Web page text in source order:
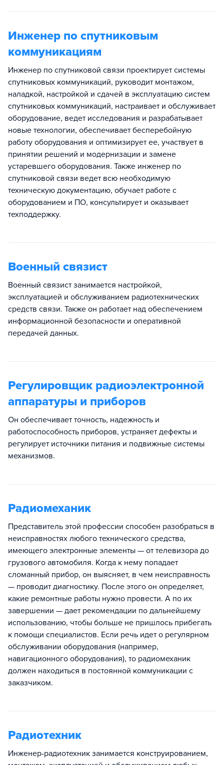
Инженер по спутниковым
коммуникациям
Инженер по спутниковой связи проектирует системы
спутниковых коммуникаций, руководит монтажом,
наладкой, настройкой и сдачей в эксплуатацию систем
спутниковых коммуникаций, настраивает и обслуживает
оборудование, ведет исследования и разрабатывает
новые технологии, обеспечивает бесперебойную
работу оборудования и оптимизирует ее, участвует в
принятии решений и модернизации и замене
устаревшего оборудования. Также инженер по
спутниковой связи ведет всю необходимую
техническую документацию, обучает работе с
оборудованием и ПО, консультирует и оказывает
техподдержку.
Военный связист
Военный связист занимается настройкой,
эксплуатацией и обслуживанием радиотехнических
средств связи. Также он работает над обеспечением
информационной безопасности и оперативной
передачей данных.
Регулировщик радиоэлектронной
аппаратуры и приборов
Он обеспечивает точность, надежность и
работоспособность приборов, устраняет дефекты и
регулирует источники питания и подвижные системы
механизмов.
Радиомеханик
Представитель этой профессии способен разобраться в
неисправностях любого технического средства,
имеющего электронные элементы — от телевизора до
грузового автомобиля. Когда к нему попадает
сломанный прибор, он выясняет, в чем неисправность
— проводит диагностику. После этого он определяет,
какие ремонтные работы нужно провести. А по их
завершении — дает рекомендации по дальнейшему
использованию, чтобы больше не пришлось прибегать
к помощи специалистов. Если речь идет о регулярном
обслуживании оборудования (например,
навигационного оборудования), то радиомеханик
должен находиться в постоянной коммуникации с
заказчиком.
Радиотехник
Инженер-радиотехник занимается конструированием,